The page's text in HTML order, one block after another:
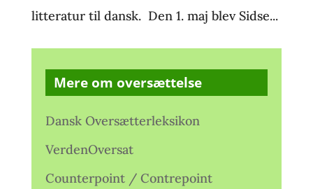
litteratur til dansk. Den 1. maj blev Sidse...
Mere om oversættelse
Dansk Oversætterleksikon
VerdenOversat
Counterpoint / Contrepoint